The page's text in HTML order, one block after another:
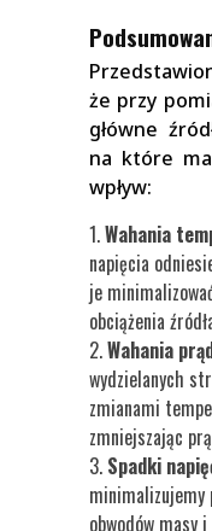
że przy
główne
na które
wpływ:
Wahania
napięcia
je
obciążenia
Wahania
wydzielanych
zmianami
zmniejszając
Spadki
minimalizujemy
obwodów masy